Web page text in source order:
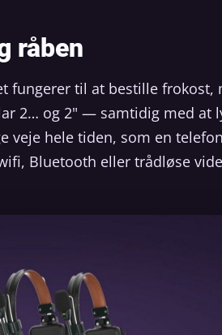
råben
fungerer til at bestille
2… og 2" — samtidig med at
veje hele tiden, som en
Bluetooth eller trådløse